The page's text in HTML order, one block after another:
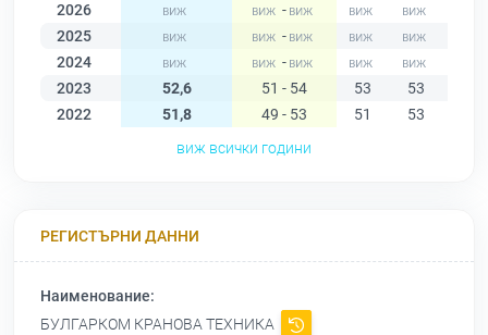
2026
-
2025
-
2024
-
2023
52,6 51 - 54 53 53
2022
51,8 49 - 53 51 53
виж всички години
РЕГИСТЪРНИ ДАННИ
Наименование:
БУЛГАРКОМ КРАНОВА ТЕХНИКА